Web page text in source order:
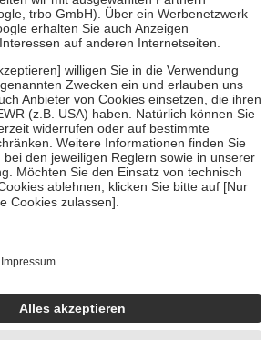
Versicherten für ihre eigene Gesundheit zu
Stellung der Familie zu unterstützen,
an bei:
bis zum vollendeten 18. Lebensjahr
Vorsorge und Früherkennung, die von der
dass es sich um echte Bewertungen
hc/de/articles/4419944605341
wurden unter Zuhilfenahme künstlicher